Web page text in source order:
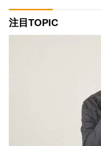
注目TOPIC